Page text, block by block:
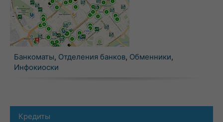
Банкоматы, Отделения банков, Обменники,
Инфокиоски
Кредиты